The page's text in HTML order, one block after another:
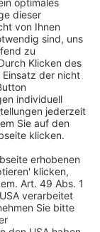
im
Der
hat in seiner
einer
von der